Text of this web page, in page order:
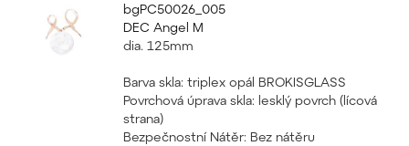
bgPC50026_005
DEC Angel M
dia. 125mm
Barva skla: triplex opál BROKISGLASS
Povrchová úprava skla: lesklý povrch (lícová
strana)
Bezpečnostní Nátěr: Bez nátěru